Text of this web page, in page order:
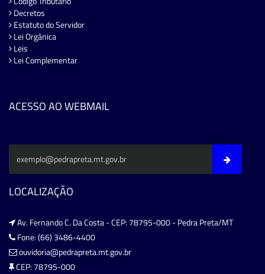
Decretos
Estatuto do Servidor
Lei Orgânica
Leis
Lei Complementar
ACESSO AO WEBMAIL
LOCALIZAÇÃO
Av. Fernando C. Da Costa - CEP: 78795-000 - Pedra Preta/MT
Fone: (66) 3486-4400
ouvidoria@pedrapreta.mt.gov.br
CEP: 78795-000